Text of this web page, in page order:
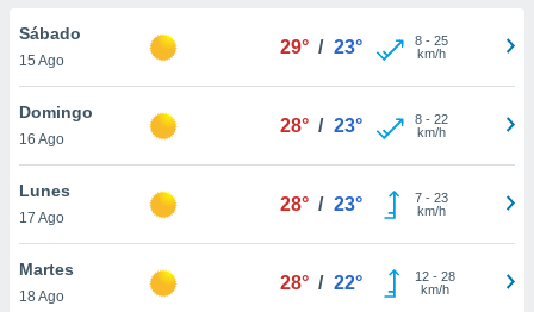
en
nuestra
y
Sábado
15 Ago
29° / 23° 8- 25
km/h
Domingo
16 Ago
28° / 23° 8- 22
km/h
Lunes
17 Ago
28° / 23° 7- 23
km/h
Martes
18 Ago
28° / 22° 12- 28
km/h